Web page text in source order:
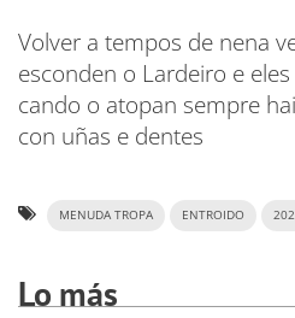
Volver a tempos de nena
esconden o Lardeiro e
cando o atopan sempre
con uñas e dentes
MENUDA TROPA ENTROIDO
Lo más